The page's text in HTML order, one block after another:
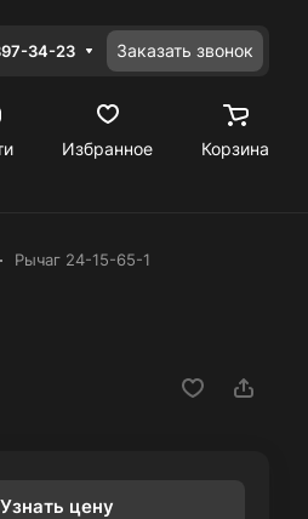
34-23 Заказать звонок
Избранное Корзина
Рычаг 24-15-65-1
Узнать цену